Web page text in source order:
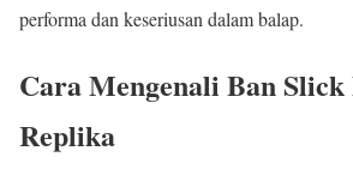
performa dan keseriusan dalam balap.
Cara Mengenali Ban
Replika